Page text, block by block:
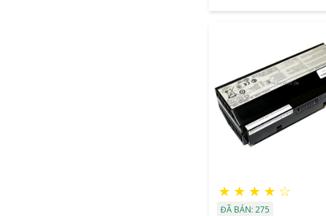
★ ★ ★ ★ ☆
ĐÃ BÁN: 275